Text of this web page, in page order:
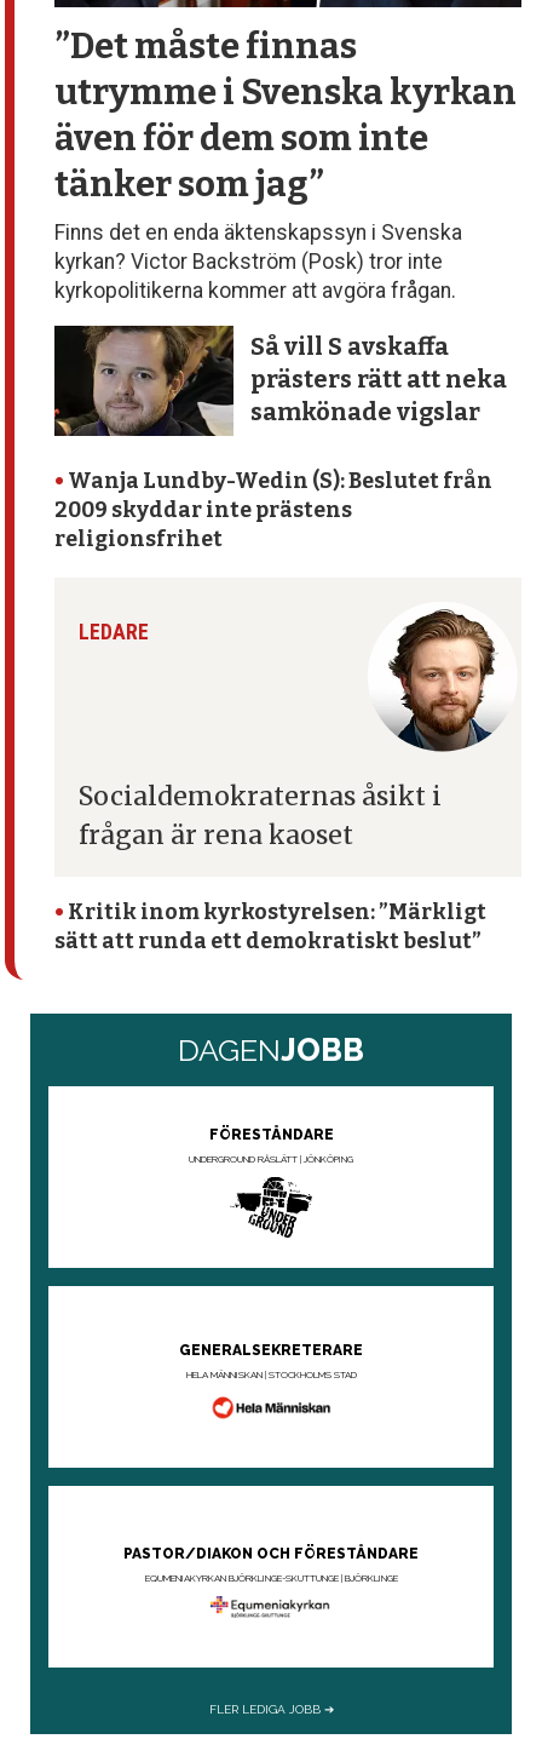
”Det måste finnas
utrymmei Svenska kyrkan
även för demsom inte
tänker som jag”
Finns det en enda äktenskapssyn i Svenska
kyrkan? Victor Backström (Posk) tror inte
kyrkopolitikerna kommer att avgöra frågan.
Så vill S avskaffa
prästers rätt att neka
samkönade vigslar
• Wanja Lundby-Wedin (S): Beslutet från
2009 skyddar inte prästens
religionsfrihet
LEDARE
Socialdemokraternas åsikt i
frågan är rena kaoset
• Kritik inom kyrko­styrelsen: ”Märkligt
sätt att runda ett demokratiskt beslut”